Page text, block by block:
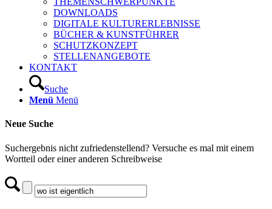
DOWNLOADS
DIGITALE KULTURERLEBNISSE
BÜCHER & KUNSTFÜHRER
SCHUTZKONZEPT
STELLENANGEBOTE
KONTAKT
Suche
Menü Menü
Neue Suche
Suchergebnis nicht zufriedenstellend? Versuche es mal mit einem
Wortteil oder einer anderen Schreibweise